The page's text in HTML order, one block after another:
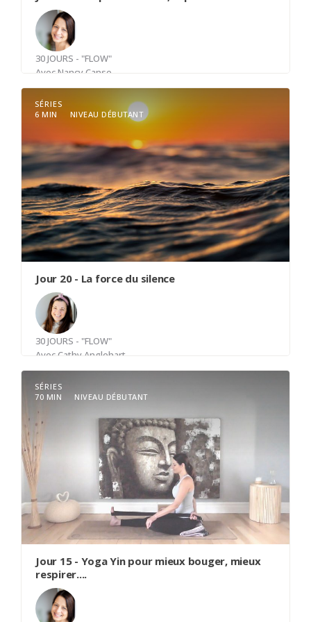
30 JOURS - "FLOW"
AvecNancy Canse
Notre respiration est vitale, mais est-elle optimale
? Cette douce pratique vous invite à explorer
votre respiration et à lui permettre de prendre
toute la place qui lui revient. Elle peut être
réalisée en position assise, couchée, debout ou
même en marchant.
SÉRIES
6 MIN
NIVEAU DÉBUTANT
Jour 20 - La force du silence
30 JOURS - "FLOW"
AvecCathy Anglehart
Reconnaitre le silence entre les sons autour de
soi. Ce silence autour de soi est un point
d'ancrage au moment présent et une invitation à
découvrir le silence en soi.
SÉRIES
70 MIN
NIVEAU DÉBUTANT
Jour 15 - Yoga Yin pour mieux bouger, mieux
respirer....